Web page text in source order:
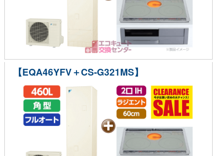
【EQA46YFV＋CS-G321MS】